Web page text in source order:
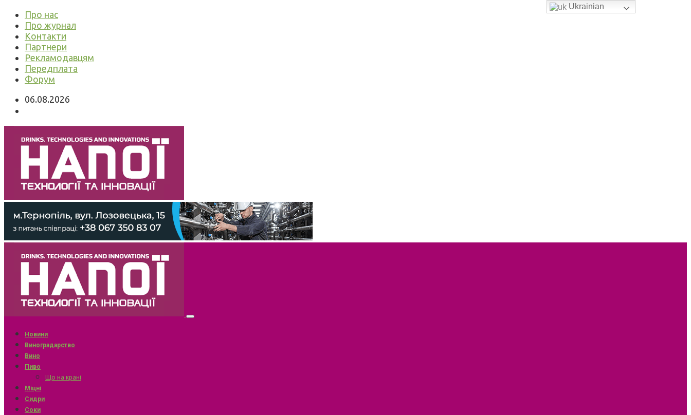
Про нас
Про журнал
Контакти
Партнери
Рекламодавцям
Передплата
Форум
06.08.2026
Новини
Виноградарство
Вино
Пиво
Що на крані
Міцні
Сидри
Соки
Ukrainian